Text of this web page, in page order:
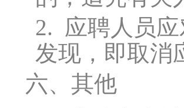
2.
应聘人员
发现，即取消
六、其他